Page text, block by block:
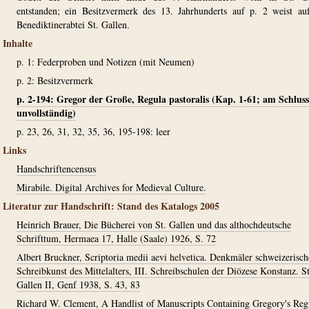
entstanden; ein Besitzvermerk des 13. Jahrhunderts auf p. 2 weist
Benediktinerabtei St. Gallen.
Inhalte
p. 1: Federproben und Notizen (mit Neumen)
p. 2: Besitzvermerk
p. 2-194: Gregor der Große, Regula pastoralis (Kap. 1-61; am Schluss
unvollständig)
p. 23, 26, 31, 32, 35, 36, 195-198: leer
Links
Handschriftencensus
Mirabile. Digital Archives for Medieval Culture.
Literatur zur Handschrift: Stand des Katalogs 2005
Heinrich Brauer, Die Bücherei von St. Gallen und das althochdeutsche
Schrifttum, Hermaea 17, Halle (Saale) 1926, S. 72
Albert Bruckner, Scriptoria medii aevi helvetica. Denkmäler
Schreibkunst des Mittelalters, III. Schreibschulen der Diözese Konstanz.
Gallen II, Genf 1938, S. 43, 83
Richard W. Clement, A Handlist of Manuscripts Containing Gregory's